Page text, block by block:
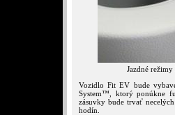
Jazdné
Vozidlo Fit EV bude
System™, ktorý ponúkne
zásuvky bude trvať
hodín.